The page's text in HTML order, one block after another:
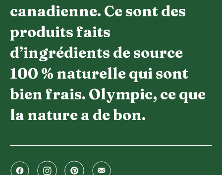
canadienne. Ce sont des
produits faits
d’ingrédients de source
100 % naturelle qui sont
bien frais. Olympic, ce que
la nature a de bon.